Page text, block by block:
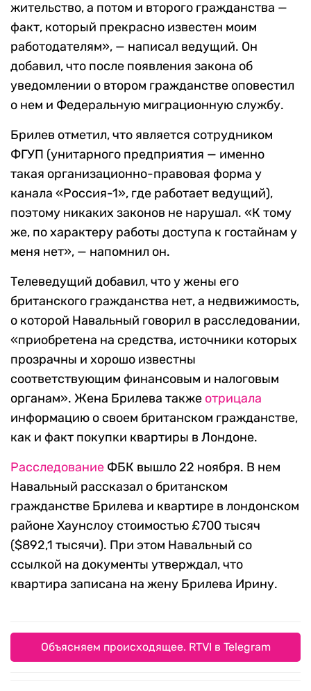
жительство, а потом и второго гражданства —
факт, который прекрасно известен моим
работодателям», — написал ведущий. Он
добавил, что после появления закона об
уведомлении о втором гражданстве оповестил
о нем и Федеральную миграционную службу.
Брилев отметил, что является сотрудником
ФГУП (унитарного предприятия — именно
такая организационно-правовая форма у
канала «Россия-1», где работает ведущий),
поэтому никаких законов не нарушал. «К тому
же, по характеру работы доступа к гостайнам у
меня нет», — напомнил он.
Телеведущий добавил, что у жены его
британского гражданства нет, а недвижимость,
о которой Навальный говорил в расследовании,
«приобретена на средства, источники которых
прозрачны и хорошо известны
соответствующим финансовым и налоговым
органам». Жена Брилева также отрицала
информацию о своем британском гражданстве,
как и факт покупки квартиры в Лондоне.
Расследование ФБК вышло 22 ноября. В нем
Навальный рассказал о британском
гражданстве Брилева и квартире в лондонском
районе Хаунслоу стоимостью £700 тысяч
($892,1 тысячи). При этом Навальный со
ссылкой на документы утверждал, что
квартира записана на жену Брилева Ирину.
Объясняем происходящее. RTVI в Telegram